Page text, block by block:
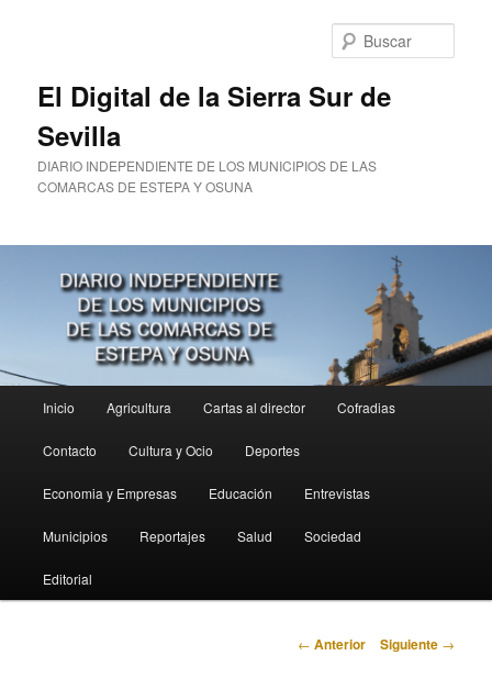
El Digital de la Sierra Sur de
Sevilla
DIARIO INDEPENDIENTE DE LOS MUNICIPIOS DE LAS
COMARCAS DE ESTEPA Y OSUNA
principal
Inicio Agricultura Cartas al director Cofradias
Contacto Cultura y Ocio Deportes
Economia y Empresas Educación Entrevistas
Municipios Reportajes Salud Sociedad
Editorial
Navegación
← Anterior Siguiente →